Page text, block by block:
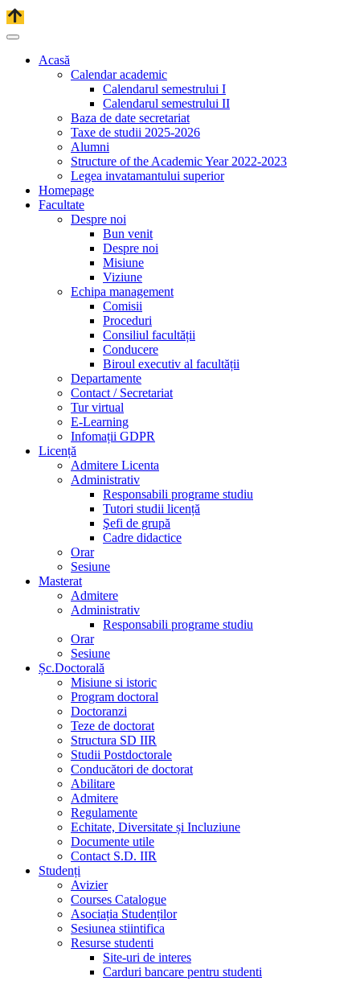
Acasă
Calendar academic
Calendarul semestrului I
Calendarul semestrului II
Baza de date secretariat
Taxe de studii 2025-2026
Alumni
Structure of the Academic Year 2022-2023
Legea invatamantului superior
Homepage
Facultate
Despre noi
Bun venit
Despre noi
Misiune
Viziune
Echipa management
Comisii
Proceduri
Consiliul facultății
Conducere
Biroul executiv al facultății
Departamente
Contact / Secretariat
Tur virtual
E-Learning
Infomații GDPR
Licență
Admitere Licenta
Administrativ
Responsabili programe studiu
Tutori studii licență
Şefi de grupă
Cadre didactice
Orar
Sesiune
Masterat
Admitere
Administrativ
Responsabili programe studiu
Orar
Sesiune
Șc.Doctorală
Misiune si istoric
Program doctoral
Doctoranzi
Teze de doctorat
Structura SD IIR
Studii Postdoctorale
Conducători de doctorat
Abilitare
Admitere
Regulamente
Echitate, Diversitate și Incluziune
Documente utile
Contact S.D. IIR
Studenți
Avizier
Courses Catalogue
Asociația Studenților
Sesiunea stiintifica
Resurse studenti
Site-uri de interes
Carduri bancare pentru studenti